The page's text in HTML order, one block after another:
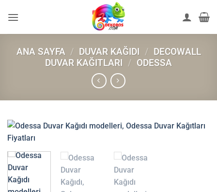
atla
ANA SAYFA / DUVAR KAĞIDI / DECOWALL
DUVAR KAĞITLARI / ODESSA